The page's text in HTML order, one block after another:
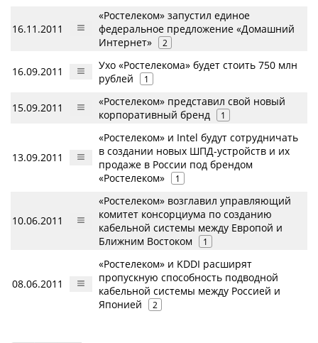
16.11.2011
«Ростелеком» запустил единое
федеральное предложение «Домашний
Интернет»
2
16.09.2011
Ухо «Ростелекома» будет стоить 750 млн
рублей
1
15.09.2011
«Ростелеком» представил свой новый
корпоративный бренд
1
13.09.2011
«Ростелеком» и Intel будут сотрудничать
в создании новых ШПД-устройств и их
продаже в России под брендом
«Ростелеком»
1
10.06.2011
«Ростелеком» возглавил управляющий
комитет консорциума по созданию
кабельной системы между Европой и
Ближним Востоком
1
08.06.2011
«Ростелеком» и KDDI расширят
пропускную способность подводной
кабельной системы между Россией и
Японией
2